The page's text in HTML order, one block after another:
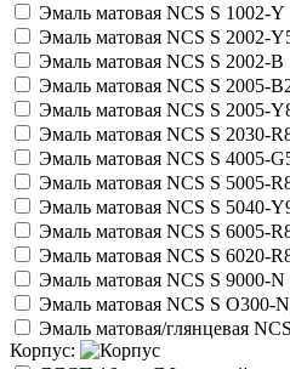
Эмаль матовая NCS S 1002-Y
Эмаль матовая NCS S 2002-
Эмаль матовая NCS S 2002-В
Эмаль матовая NCS S 2005-
Эмаль матовая NCS S 2005-
Эмаль матовая NCS S 2030-
Эмаль матовая NCS S 4005-
Эмаль матовая NCS S 5005-
Эмаль матовая NCS S 5040-
Эмаль матовая NCS S 6005-
Эмаль матовая NCS S 6020-
Эмаль матовая NCS S 9000-N
Эмаль матовая NCS S O300-
Эмаль матовая/глянцевая
Корпус: